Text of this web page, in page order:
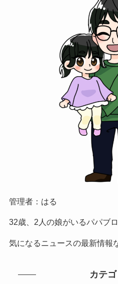
管理者：はる
32歳、2人の娘がいるパパブロ
気になるニュースの最新情報
カテ